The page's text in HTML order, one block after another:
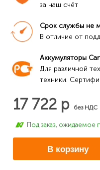
за наш счёт
Срок службы не
В отличие от
Аккумуляторы
Для различной
техники.
17 722 р без НДС
Под заказ, ожидаемое
В корзину